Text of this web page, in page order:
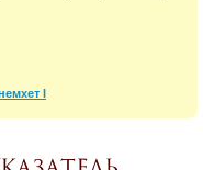
I